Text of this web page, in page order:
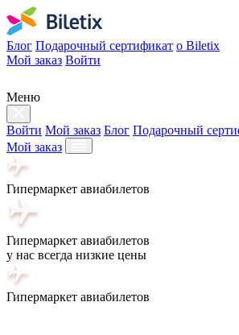
Блог Подарочный сертификат о Biletix
Мой заказ Войти
Меню
Войти Мой заказ Блог Подарочный
Мой заказ
Гипермаркет авиабилетов
Гипермаркет авиабилетов
у нас всегда низкие цены
Гипермаркет авиабилетов